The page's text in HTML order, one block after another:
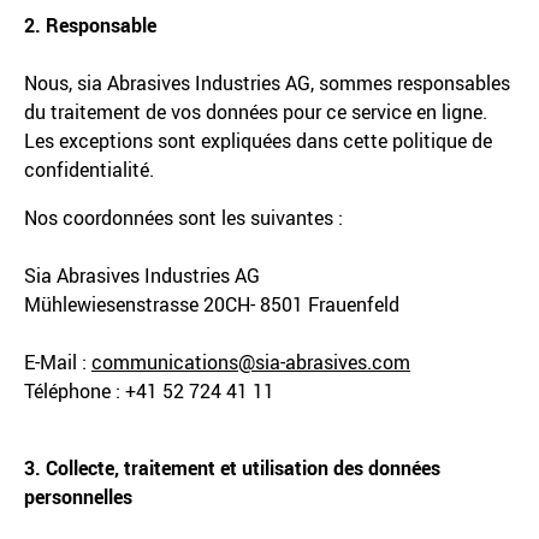
2. Responsable
Nous, sia Abrasives Industries AG, sommes responsables
du traitement de vos données pour ce service en ligne.
Les exceptions sont expliquées dans cette politique de
confidentialité.
Nos coordonnées sont les suivantes :
Sia Abrasives Industries AG
Mühlewiesenstrasse 20CH- 8501 Frauenfeld
E-Mail : communications@sia-abrasives.com
Téléphone : +41 52 724 41 11
3. Collecte, traitement et utilisation des données
personnelles